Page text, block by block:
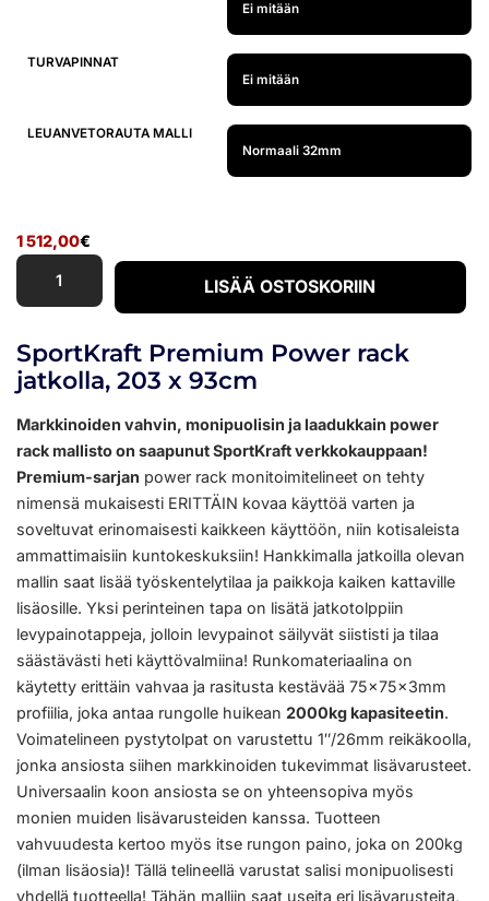
TURVAPINNAT
LEUANVETORAUTA MALLI
1 512,00€
LISÄÄ OSTOSKORIIN
SportKraft Premium Power rack
jatkolla, 203 x 93cm
Markkinoiden vahvin, monipuolisin ja laadukkain power
rack mallisto on saapunut SportKraft verkkokauppaan!
Premium-sarjan power rack monitoimitelineet on tehty
nimensä mukaisesti ERITTÄIN kovaa käyttöä varten ja
soveltuvat erinomaisesti kaikkeen käyttöön, niin kotisaleista
ammattimaisiin kuntokeskuksiin! Hankkimalla jatkoilla olevan
mallin saat lisää työskentelytilaa ja paikkoja kaiken kattaville
lisäosille. Yksi perinteinen tapa on lisätä jatkotolppiin
levypainotappeja, jolloin levypainot säilyvät siististi ja tilaa
säästävästi heti käyttövalmiina! Runkomateriaalina on
käytetty erittäin vahvaa ja rasitusta kestävää 75x75x3mm
profiilia, joka antaa rungolle huikean 2000kg kapasiteetin.
Voimatelineen pystytolpat on varustettu 1″/26mm reikäkoolla,
jonka ansiosta siihen markkinoiden tukevimmat lisävarusteet.
Universaalin koon ansiosta se on yhteensopiva myös
monien muiden lisävarusteiden kanssa. Tuotteen
vahvuudesta kertoo myös itse rungon paino, joka on 200kg
(ilman lisäosia)! Tällä telineellä varustat salisi monipuolisesti
yhdellä tuotteella! Tähän malliin saat useita eri lisävarusteita,